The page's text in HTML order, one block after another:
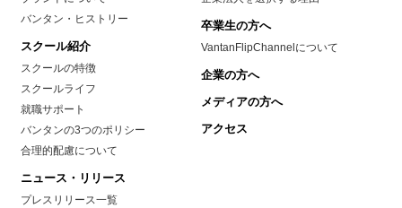
バンタン・ヒストリー
スクール紹介
スクールの特徴
スクールライフ
就職サポート
バンタンの3つのポリシー
合理的配慮について
ニュース・リリース
プレスリリース一覧
卒業生の方へ
VantanFlipChannelについて
企業の方へ
メディアの方へ
アクセス